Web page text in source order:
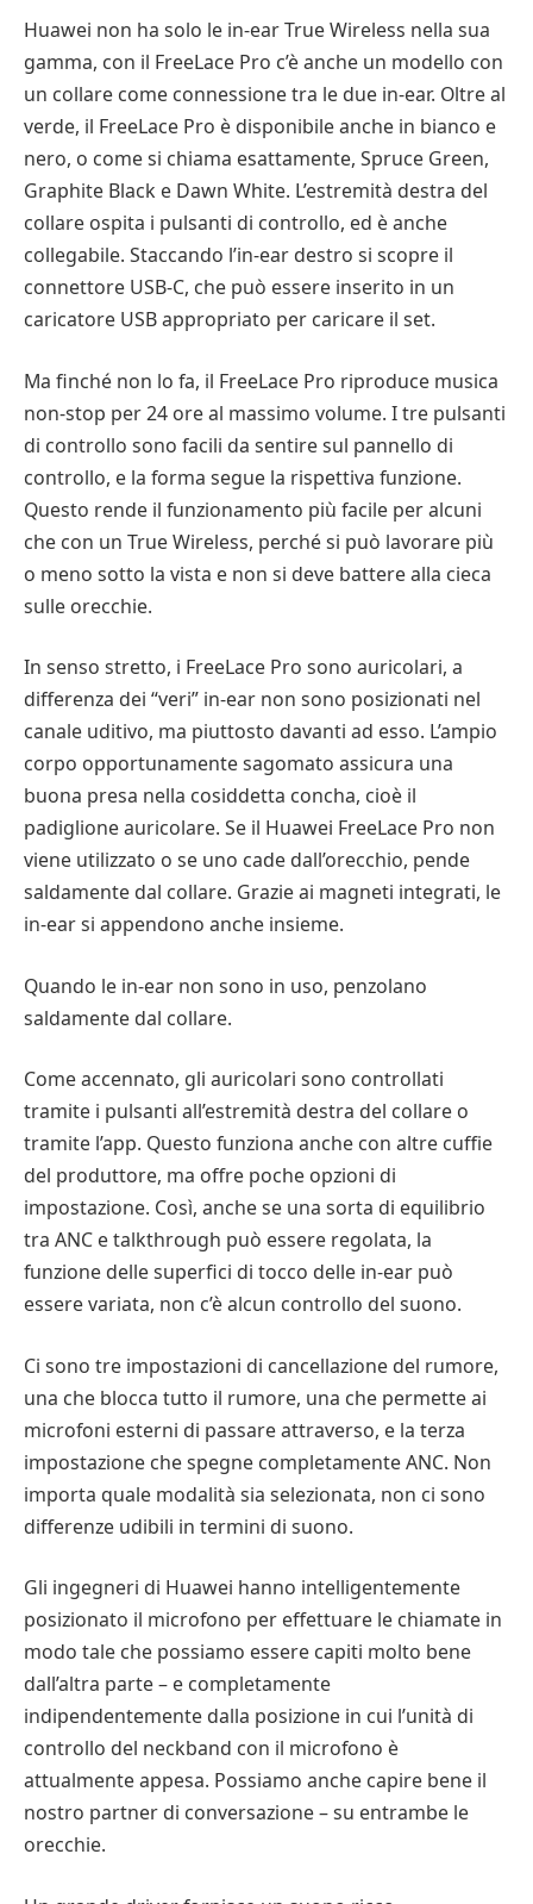
Huawei non ha solo le in-ear True Wireless nella sua
gamma, con il FreeLace Pro c’è anche un modello con
un collare come connessione tra le due in-ear. Oltre al
verde, il FreeLace Pro è disponibile anche in bianco e
nero, o come si chiama esattamente, Spruce Green,
Graphite Black e Dawn White. L’estremità destra del
collare ospita i pulsanti di controllo, ed è anche
collegabile. Staccando l’in-ear destro si scopre il
connettore USB-C, che può essere inserito in un
caricatore USB appropriato per caricare il set.
Ma finché non lo fa, il FreeLace Pro riproduce musica
non-stop per 24 ore al massimo volume. I tre pulsanti
di controllo sono facili da sentire sul pannello di
controllo, e la forma segue la rispettiva funzione.
Questo rende il funzionamento più facile per alcuni
che con un True Wireless, perché si può lavorare più
o meno sotto la vista e non si deve battere alla cieca
sulle orecchie.
In senso stretto, i FreeLace Pro sono auricolari, a
differenza dei “veri” in-ear non sono posizionati nel
canale uditivo, ma piuttosto davanti ad esso. L’ampio
corpo opportunamente sagomato assicura una
buona presa nella cosiddetta concha, cioè il
padiglione auricolare. Se il Huawei FreeLace Pro non
viene utilizzato o se uno cade dall’orecchio, pende
saldamente dal collare. Grazie ai magneti integrati, le
in-ear si appendono anche insieme.
Quando le in-ear non sono in uso, penzolano
saldamente dal collare.
Come accennato, gli auricolari sono controllati
tramite i pulsanti all’estremità destra del collare o
tramite l’app. Questo funziona anche con altre cuffie
del produttore, ma offre poche opzioni di
impostazione. Così, anche se una sorta di equilibrio
tra ANC e talkthrough può essere regolata, la
funzione delle superfici di tocco delle in-ear può
essere variata, non c’è alcun controllo del suono.
Ci sono tre impostazioni di cancellazione del rumore,
una che blocca tutto il rumore, una che permette ai
microfoni esterni di passare attraverso, e la terza
impostazione che spegne completamente ANC. Non
importa quale modalità sia selezionata, non ci sono
differenze udibili in termini di suono.
Gli ingegneri di Huawei hanno intelligentemente
posizionato il microfono per effettuare le chiamate in
modo tale che possiamo essere capiti molto bene
dall’altra parte – e completamente
indipendentemente dalla posizione in cui l’unità di
controllo del neckband con il microfono è
attualmente appesa. Possiamo anche capire bene il
nostro partner di conversazione – su entrambe le
orecchie.